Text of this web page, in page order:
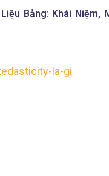
Bảng: Khái Niệm,